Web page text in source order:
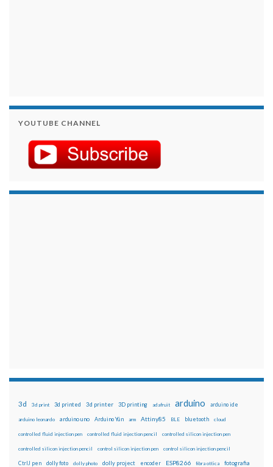
YOUTUBE CHANNEL
3d 3d print 3d printed 3d printer 3D printing adafruit arduino arduino ide
arduino leonardo arduino uno Arduino Yún arm Attiny85 BLE bluetooth cloud
controlled fluid injection pen controlled fluid injection pencil controlled silicon injection pen
controlled silicon injection pencil control silicon injection pen control silicon injection pencil
CtrlJ pen dolly foto dolly photo dolly project encoder ESP8266 fibra ottica fotografia